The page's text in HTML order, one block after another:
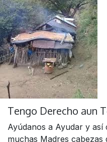
Tengo Derecho aun
Ayúdanos a Ayudar y así
muchas Madres